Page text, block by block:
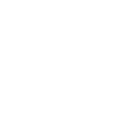
Field
Service).
de datos
de pantalla
en la